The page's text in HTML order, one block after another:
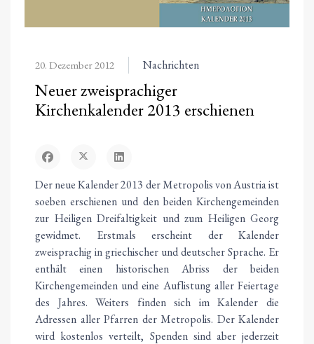
20. Dezember 2012 Nachrichten
Neuer zweisprachiger
Kirchenkalender 2013 erschienen
Der neue Kalender 2013 der Metropolis von Austria ist
soeben erschienen und den beiden Kirchengemeinden
zur Heiligen Dreifaltigkeit und zum Heiligen Georg
gewidmet. Erstmals erscheint der Kalender
zweisprachig in griechischer und deutscher Sprache. Er
enthält einen historischen Abriss der beiden
Kirchengemeinden und eine Auflistung aller Feiertage
des Jahres. Weiters finden sich im Kalender die
Adressen aller Pfarren der Metropolis. Der Kalender
wird kostenlos verteilt, Spenden sind aber jederzeit